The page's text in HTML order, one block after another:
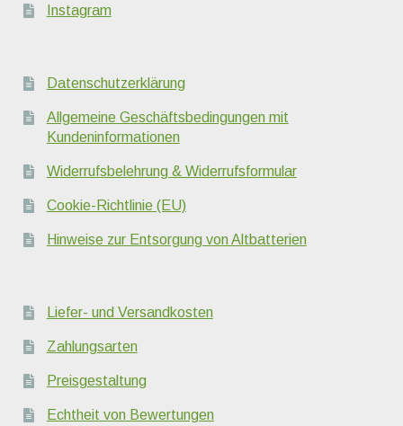
Instagram
Datenschutzerklärung
Allgemeine Geschäftsbedingungen mit
Kundeninformationen
Widerrufsbelehrung & Widerrufsformular
Cookie-Richtlinie (EU)
Hinweise zur Entsorgung von Altbatterien
Liefer- und Versandkosten
Zahlungsarten
Preisgestaltung
Echtheit von Bewertungen